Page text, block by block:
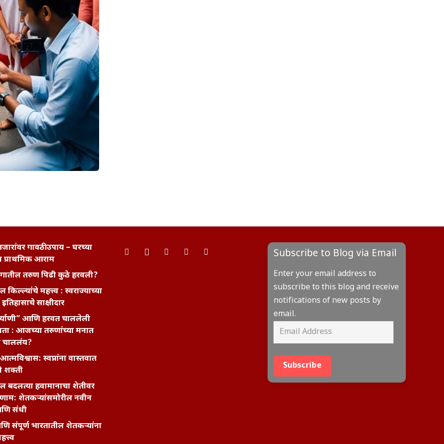
गावठी उपाय – घरच्या
प्राथमिक आराम
तरुण पिढी कुठे हरवली?
किल्ल्यांचे महत्त्व : स्वराज्याच्या
साक्षीदार
आणि हरवत चाललेली
: आजच्या तरुणांच्या मनात
स्वप्नांना वास्तवात
शक्ती
बदलत्या हवामानाचा शेतीवर
शेतकऱ्यांसमोरील नवीन
संधी
संपूर्ण भारतातील शेतकऱ्यांना
Subscribe to Blog via Email
Enter your email address to
subscribe to this blog and receive
notifications of new posts by
email.
Subscribe